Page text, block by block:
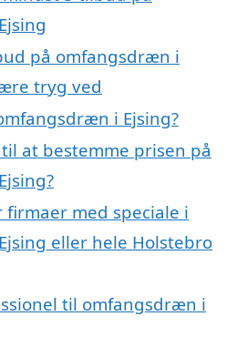
på omfangsdræn i
tryg ved
i Ejsing?
at bestemme prisen på
firmaer med speciale i
eller hele Holstebro
til omfangsdræn i